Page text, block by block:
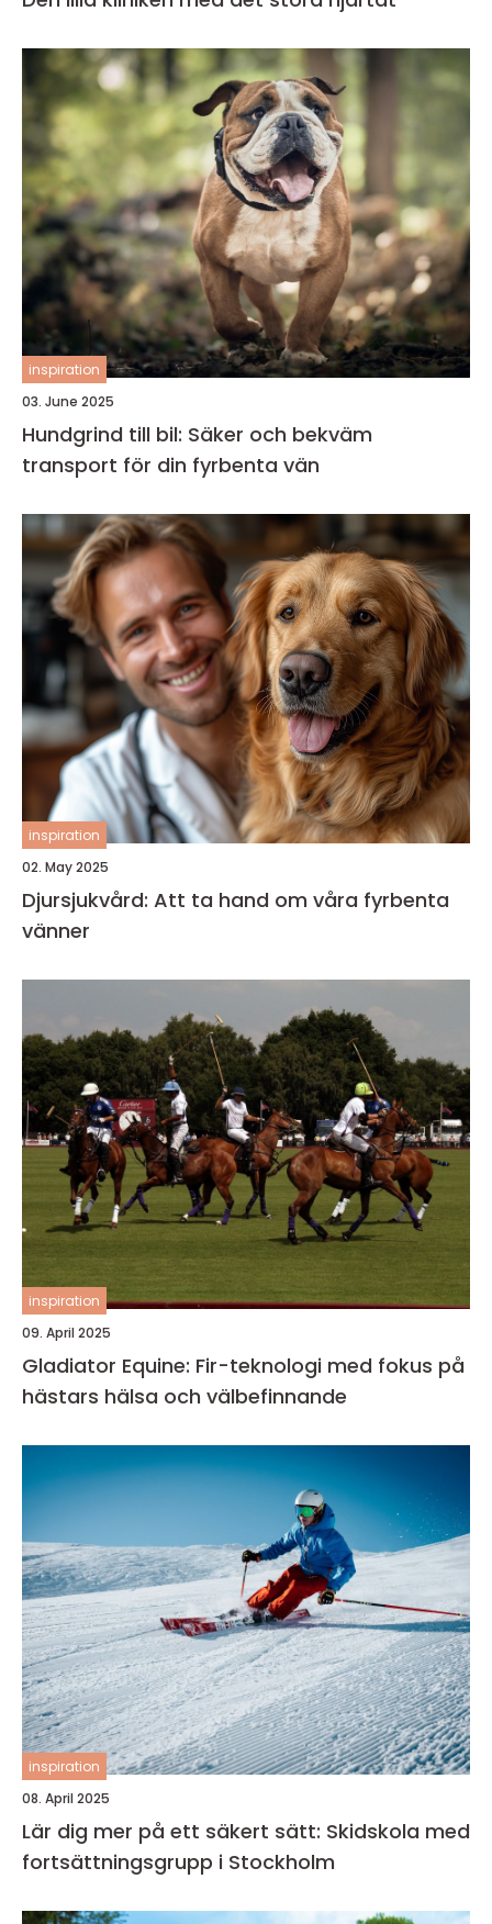
inspiration
03. June 2025
Hundgrind till bil: Säker och bekväm
transport för din fyrbenta vän
inspiration
02. May 2025
Djursjukvård: Att ta hand om våra fyrbenta
vänner
inspiration
09. April 2025
Gladiator Equine: Fir-teknologi med fokus på
hästars hälsa och välbefinnande
inspiration
08. April 2025
Lär dig mer på ett säkert sätt: Skidskola med
fortsättningsgrupp i Stockholm